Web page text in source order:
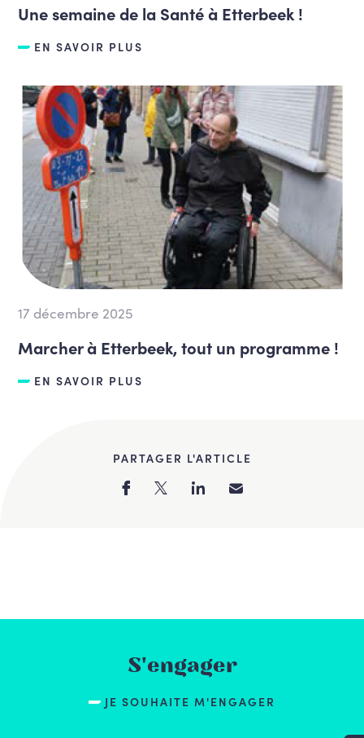
Une semaine de la Santé à Etterbeek !
EN SAVOIR PLUS
17 décembre 2025
Marcher à Etterbeek, tout un programme !
EN SAVOIR PLUS
PARTAGER L'ARTICLE
S'engager
JE SOUHAITE M'ENGAGER